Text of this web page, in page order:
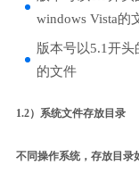
windows Vista的
版本号以5.1开
的文件
1.2）系统文件存放目录
不同操作系统，存放目录